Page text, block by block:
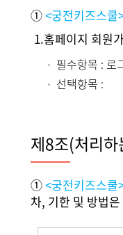
①<궁전키즈스쿨
1.홈페이지 회원
필수항목 : 로
선택항목 :
제8조(처리하
①<궁전키즈스쿨
차, 기한 및 방법